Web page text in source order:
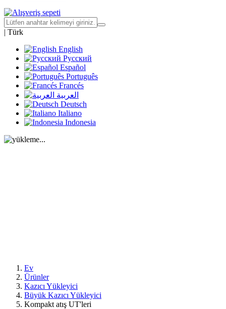
| Türk
English
Русский
Español
Português
Francés
العربية
Deutsch
Italiano
Indonesia
Ev
Ürünler
Kazıcı Yükleyici
Büyük Kazıcı Yükleyici
Kompakt atış UT'leri